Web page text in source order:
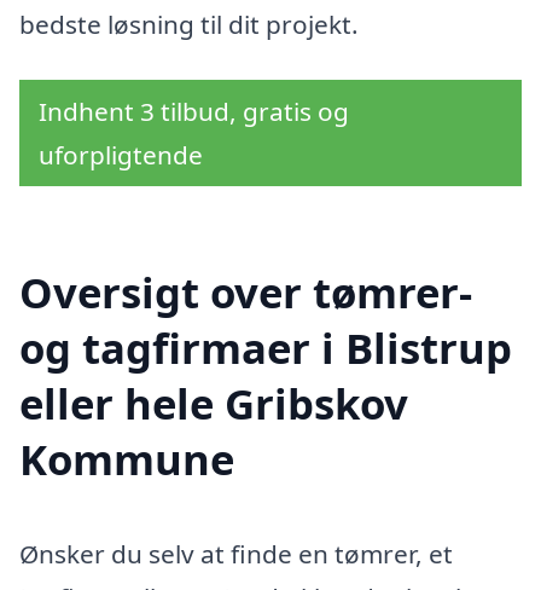
bedste løsning til dit projekt.
Indhent 3 tilbud, gratis og
uforpligtende
Oversigt over tømrer-
og tagfirmaer i Blistrup
eller hele Gribskov
Kommune
Ønsker du selv at finde en tømrer, et